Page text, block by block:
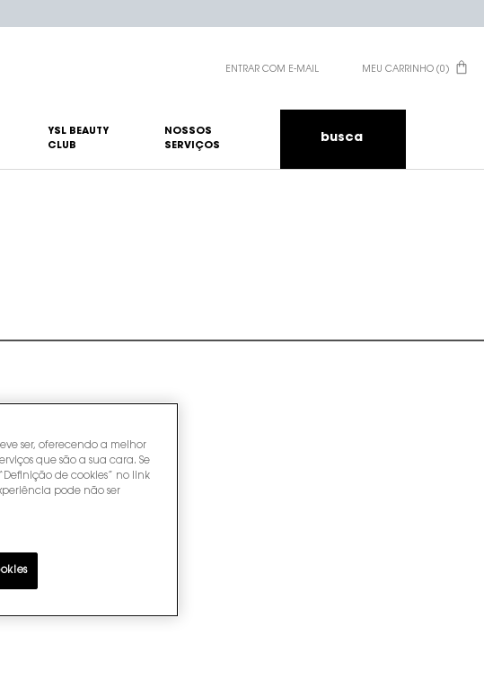
ENTRAR COM E-MAIL MEU CARRINHO 0
0 PRODUCT IN CART
YSL BEAUTY
CLUB
NOSSOS
SERVIÇOS
busca
ser, oferecendo a melhor
que são a sua cara. Se
de cookies” no link
pode não ser